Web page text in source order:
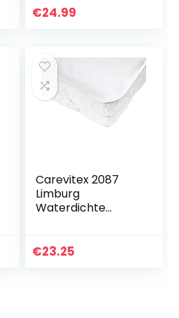
stofdichte
r…
€24.99
Carevitex 2087
Limburg
Waterdichte
(1 x 1 stuks)
€23.25